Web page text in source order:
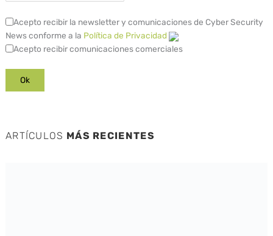
Acepto recibir la newsletter y comunicaciones de Cyber Security
News conforme a la Política de Privacidad
Acepto recibir comunicaciones comerciales
ARTÍCULOS MÁS RECIENTES